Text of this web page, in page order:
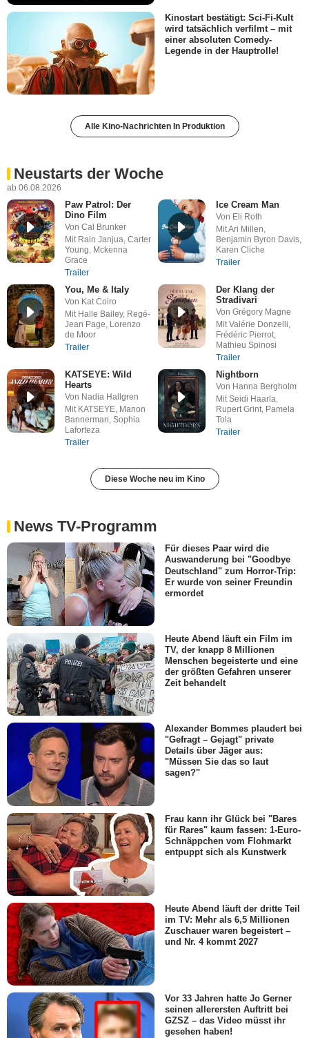
Kinostart bestätigt: Sci-Fi-Kult
wird tatsächlich verfilmt – mit
einer absoluten Comedy-
Legende in der Hauptrolle!
Alle Kino-Nachrichten In Produktion
Neustarts der Woche
ab 06.08.2026
Paw Patrol: Der
Dino Film
Von Cal Brunker
Mit Rain Janjua, Carter
Young, Mckenna
Grace
Trailer
Ice Cream Man
Von Eli Roth
Mit Ari Millen,
Benjamin Byron Davis,
Karen Cliche
Trailer
You, Me & Italy
Von Kat Coiro
Mit Halle Bailey, Regé-
Jean Page, Lorenzo
de Moor
Trailer
Der Klang der
Stradivari
Von Grégory Magne
Mit Valérie Donzelli,
Frédéric Pierrot,
Mathieu Spinosi
Trailer
KATSEYE: Wild
Hearts
Von Nadia Hallgren
Mit KATSEYE, Manon
Bannerman, Sophia
Laforteza
Trailer
Nightborn
Von Hanna Bergholm
Mit Seidi Haarla,
Rupert Grint, Pamela
Tola
Trailer
Diese Woche neu im Kino
News TV-Programm
Für dieses Paar wird die
Auswanderung bei "Goodbye
Deutschland" zum Horror-Trip:
Er wurde von seiner Freundin
ermordet
Heute Abend läuft ein Film im
TV, der knapp 8 Millionen
Menschen begeisterte und eine
der größten Gefahren unserer
Zeit behandelt
Alexander Bommes plaudert bei
"Gefragt – Gejagt" private
Details über Jäger aus:
"Müssen Sie das so laut
sagen?"
Frau kann ihr Glück bei "Bares
für Rares" kaum fassen: 1-Euro-
Schnäppchen vom Flohmarkt
entpuppt sich als Kunstwerk
Heute Abend läuft der dritte Teil
im TV: Mehr als 6,5 Millionen
Zuschauer waren begeistert –
und Nr. 4 kommt 2027
Vor 33 Jahren hatte Jo Gerner
seinen allerersten Auftritt bei
GZSZ – das Video müsst ihr
gesehen haben!